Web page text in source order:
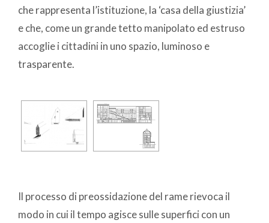
che rappresenta l’istituzione, la ‘casa della giustizia’
e che, come un grande tetto manipolato ed estruso
accoglie i cittadini in uno spazio, luminoso e
trasparente.
Il processo di preossidazione del rame rievoca il
modo in cui il tempo agisce sulle superfici con un